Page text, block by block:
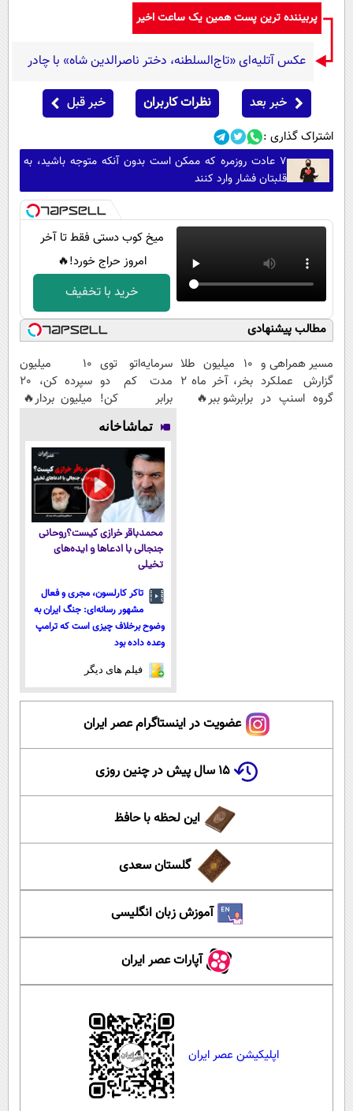
پربیننده ترین پست همین یک ساعت اخیر
عکس آتلیه‌ای «تاج‌السلطنه، دختر ناصرالدین شاه» با چادر
خبر بعد نظرات کاربران خبر قبل
اشتراک گذاری :
۷ عادت روزمره که ممکن است بدون آنکه متوجه باشید، به
قلبتان فشار وارد کنند
میخ کوب دستی فقط تا آخر
امروز حراج خورد!🔥
خرید با تخفیف
مطالب پیشنهادی
مسیر همراهی و
گزارش عملکرد
گروه اسنپ در
10 میلیون طلا
بخر، آخر ماه 2
برابرشو ببر🔥
سرمایه‌اتو توی
مدت کم دو
برابر کن!
(جشنواره ویژه
زاگرس)🔥
10 میلیون
سپرده کن، 20
میلیون بردار🔥
تماشاخانه
محمدباقر خرازی کیست؟روحانی
جنجالی با ادعاها و ایده‌های
تخیلی
تاکر کارلسون، مجری و فعال
مشهور رسانه‌ای: جنگ ایران به
وضوح برخلاف چیزی است که ترامپ
وعده داده بود
فیلم های دیگر
عضویت در اینستاگرام عصر ایران
۱۵ سال پیش در چنین روزی
این لحظه با حافظ
گلستان سعدی
آموزش زبان انگلیسی
آپارات عصر ایران
اپلیکیشن عصر ایران